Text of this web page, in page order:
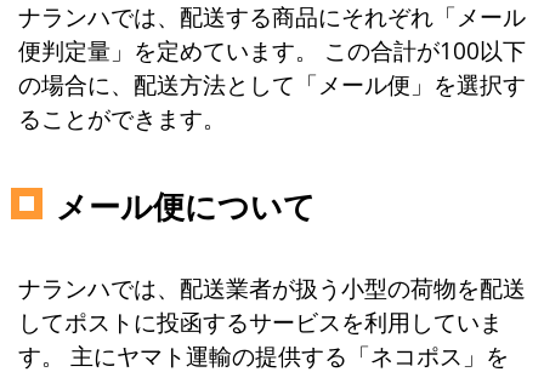
ナランハでは、配送する商品にそれぞれ「メール
便判定量」を定めています。 この合計が100以下
の場合に、配送方法として「メール便」を選択す
ることができます。
メール便について
ナランハでは、配送業者が扱う小型の荷物を配送
してポストに投函するサービスを利用していま
す。 主にヤマト運輸の提供する「ネコポス」を